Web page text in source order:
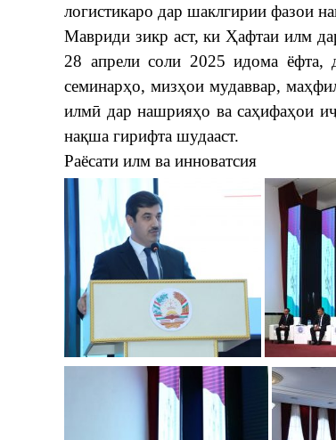
логистикаро дар шаклгирии фазои
​Мавриди зикр аст, ки Ҳафтаи илм
28 апрели соли 2025 идома ёфта,
семинарҳо, мизҳои мудаввар,
илмӣ дар нашрияҳо ва саҳифаҳои
нақша гирифта шудааст.
Раёсати илм ва инноватсия